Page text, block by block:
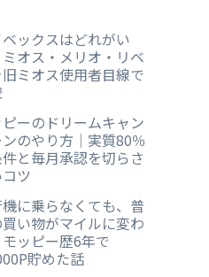
ックスはどれがい
オス・メリオ・リベ
ミオス使用者目線で
ーのドリームキャン
のやり方｜実質80％
と毎月承認を切らさ
ツ
に乗らなくても、普
い物がマイルに変わ
ッピー歴6年で
貯めた話